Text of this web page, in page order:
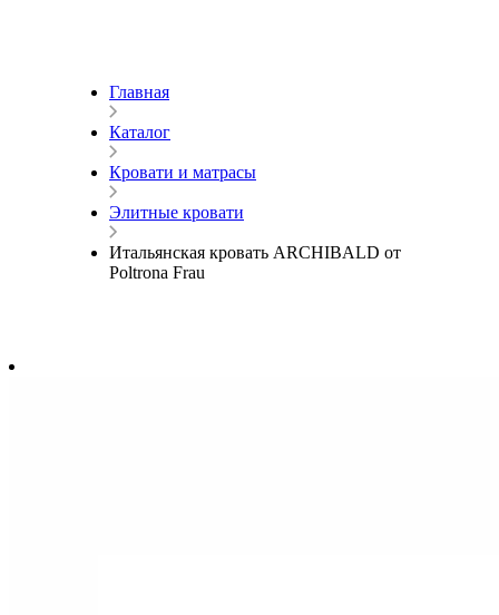
Главная
Каталог
Кровати и матрасы
Элитные кровати
Итальянская кровать ARCHIBALD от
Poltrona Frau